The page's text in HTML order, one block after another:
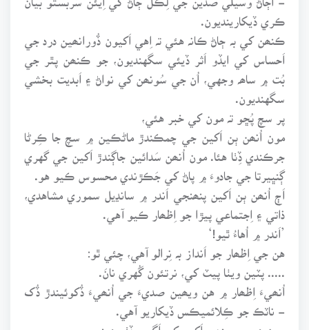
ڪري ڏيکارينديون.
ڪنھن کي بہ ڄاڻ ڪانہ هئي تہ اِهي اَکيون ڏُورانھين درد جي
اَحساس کي ايڏو اَثر ڏيئي سگهنديون، جو ڪنھن پٿر جي
بُت ۾ ساھہ وجهي، اُن جي سُونھن کي نواڻ ۽ اَبديت بخشي
سگهنديون.
پر سچ پُڇو تہ مون کي خبر هئي،
مون اُنھن ٻن اَکين جي چمڪندڙ ماڻڪين ۾ سچ جا ڪِرڻا
جرڪندي ڏِٺا هئا. مون اُنھن سَدائين جاڳندڙ اَکين جي گهري
ڳنڀيرتا جي جادوءَ ۾ پاڻ کي جَڪڙندي محسوس ڪيو هو.
اَڄ اُنھن ٻن اَکين پنھنجي اَندر ۾ سانڍيل سموري مشاهدي،
ذاتي ۽ اِجتماعي پيڙا جو اِظھار ڪيو آهي.
’اَندر ۾ اُهاءُ ٿيو!‘
هن جي اِظھار جو اَنداز بہ نِرالو آهي، چئي ٿو:
..... پٽين ويٺا پيٽ کي، نرتئون گُهري نانَ.
اُنھيءَ اِظھار ۾ هن ويھين صديءَ جي اُنھيءَ ڏُکوئيندڙ ڏُک
- ناٽڪ جو ڪِلائميڪس ڏيکاريو آهي.
مون هن جي ٻنھي اَکين کي اَڳ بہ ڏِٺو هو: